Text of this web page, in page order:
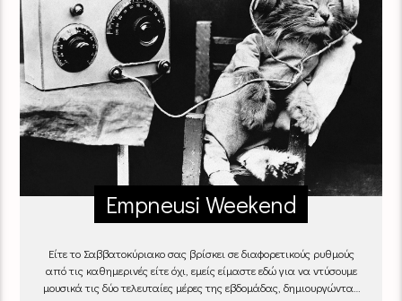
Empneusi Weekend
Είτε το Σαββατοκύριακο σας βρίσκει σε διαφορετικούς ρυθμούς
από τις καθημερινές είτε όχι, εμείς είμαστε εδώ για να ντύσουμε
μουσικά τις δύο τελευταίες μέρες της εβδομάδας, δημιουργώντας